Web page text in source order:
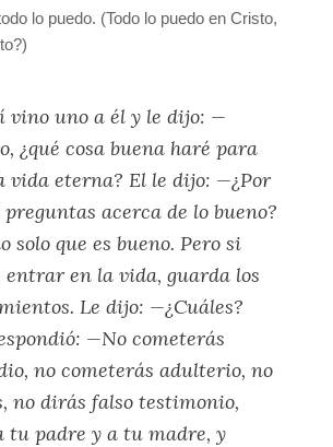
lo puedo. (Todo lo puedo en Cristo,
vino uno a él y le dijo: —
¿qué cosa buena haré para
vida eterna? El le dijo: —¿Por
preguntas acerca de lo bueno?
solo que es bueno. Pero si
entrar en la vida, guarda los
Le dijo: —¿Cuáles?
—No cometerás
no cometerás adulterio, no
no dirás falso testimonio,
tu padre y a tu madre, y